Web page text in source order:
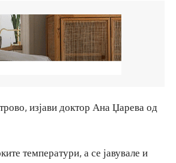
изјави доктор Ана Џарева од
температури, а се јавувале и